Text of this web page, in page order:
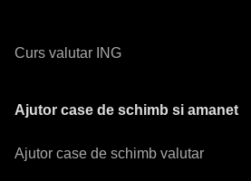
Curs valutar ING
Ajutor case de schimb si amanet
Ajutor case de schimb valutar